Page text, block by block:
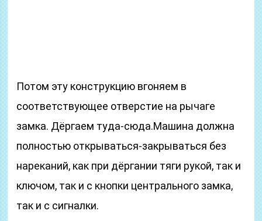
Потом эту конструкцию вгоняем в
соответствующее отверстие на рычаге
замка. Дёргаем туда-сюда.Машина должна
полностью открываться-закрываться без
нареканий, как при дёргании тяги рукой, так и
ключом, так и с кнопки центрального замка,
так и с сигналки.